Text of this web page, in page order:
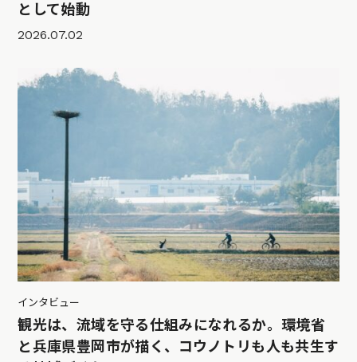
として始動
2026.07.02
インタビュー
観光は、流域を守る仕組みになれるか。環境省
と兵庫県豊岡市が描く、コウノトリも人も共生す